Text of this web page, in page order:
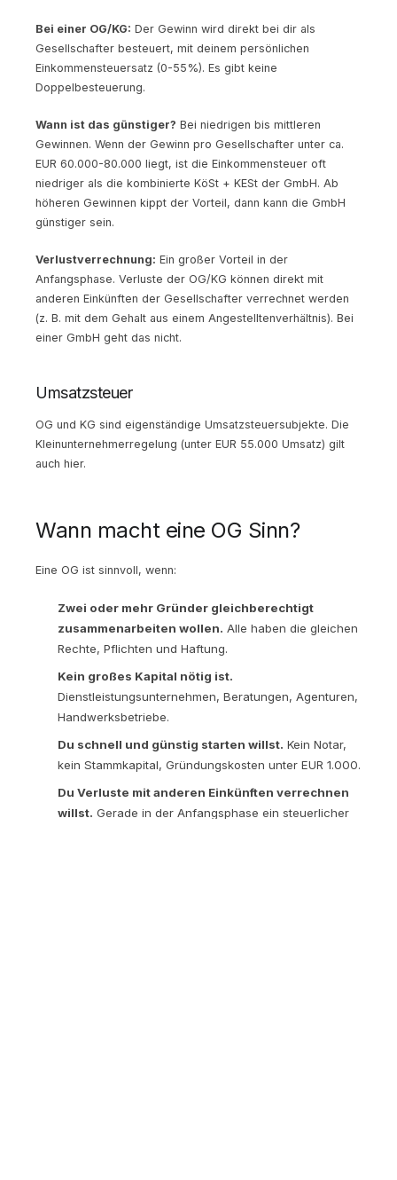
Bei einer OG/KG: Der Gewinn wird direkt bei dir als
Gesellschafter besteuert, mit deinem persönlichen
Einkommensteuersatz (0-55%). Es gibt keine
Doppelbesteuerung.
Wann ist das günstiger? Bei niedrigen bis mittleren
Gewinnen. Wenn der Gewinn pro Gesellschafter unter ca.
EUR 60.000-80.000 liegt, ist die Einkommensteuer oft
niedriger als die kombinierte KöSt + KESt der GmbH. Ab
höheren Gewinnen kippt der Vorteil, dann kann die GmbH
günstiger sein.
Verlustverrechnung: Ein großer Vorteil in der
Anfangsphase. Verluste der OG/KG können direkt mit
anderen Einkünften der Gesellschafter verrechnet werden
(z. B. mit dem Gehalt aus einem Angestelltenverhältnis). Bei
einer GmbH geht das nicht.
Umsatzsteuer
OG und KG sind eigenständige Umsatzsteuersubjekte. Die
Kleinunternehmerregelung (unter EUR 55.000 Umsatz) gilt
auch hier.
Wann macht eine OG Sinn?
Eine OG ist sinnvoll, wenn:
Zwei oder mehr Gründer gleichberechtigt
zusammenarbeiten wollen. Alle haben die gleichen
Rechte, Pflichten und Haftung.
Kein großes Kapital nötig ist.
Dienstleistungsunternehmen, Beratungen, Agenturen,
Handwerksbetriebe.
Du schnell und günstig starten willst. Kein Notar,
kein Stammkapital, Gründungskosten unter EUR 1.000.
Du Verluste mit anderen Einkünften verrechnen
willst. Gerade in der Anfangsphase ein steuerlicher